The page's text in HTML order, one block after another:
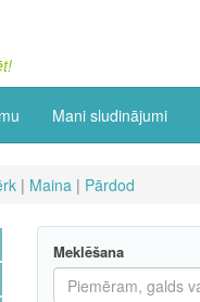
Mani sludinājumi
| Maina | Pārdod
Meklēšana